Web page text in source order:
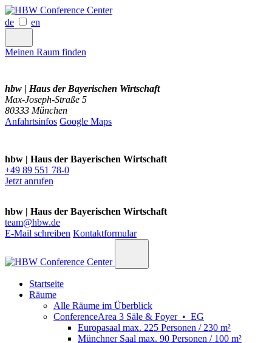
de en
Meinen Raum finden
hbw | Haus der Bayerischen Wirtschaft
Max-Joseph-Straße 5
80333 München
Anfahrtsinfos Google Maps
hbw | Haus der Bayerischen Wirtschaft
+49 89 551 78-0
Jetzt anrufen
hbw | Haus der Bayerischen Wirtschaft
team@hbw.de
E-Mail schreiben Kontaktformular
Startseite
Räume
Alle Räume im Überblick
ConferenceArea 3 Säle & Foyer • EG
Europasaal max. 225 Personen / 230 m²
Münchner Saal max. 90 Personen / 100 m²